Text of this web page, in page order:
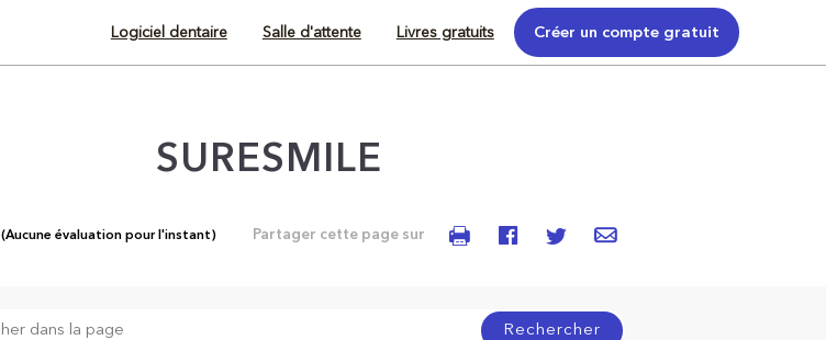
Logiciel dentaire Salle d'attente Livres gratuits Créer un compte gratuit
SURESMILE
(Aucune évaluation pour l'instant) Partager cette page sur
Rechercher